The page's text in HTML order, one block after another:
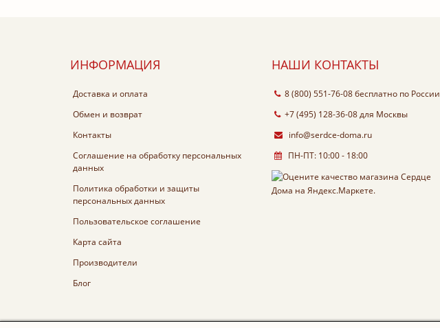
ИНФОРМАЦИЯ
Доставка и оплата
Обмен и возврат
Контакты
Соглашение на обработку персональных
данных
Политика обработки и защиты
персональных данных
Пользовательское соглашение
Карта сайта
Производители
Блог
НАШИ КОНТАКТЫ
8 (800) 551-76-08бесплатно по России
+7 (495) 128-36-08для Москвы
info@serdce-doma.ru
ПН-ПТ: 10:00 - 18:00